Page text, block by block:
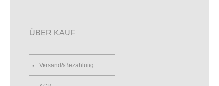
ÜBER KAUF
Versand&Bezahlung